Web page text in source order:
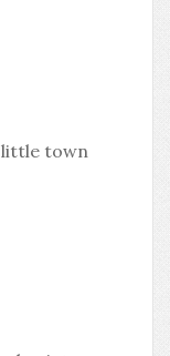
little town